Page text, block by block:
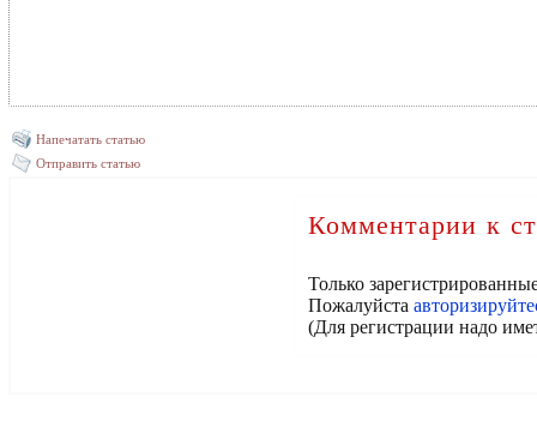
Напечатать статью
Отправить статью
Комментарии к
Только
Пожалуйста
(Для регистрации надо